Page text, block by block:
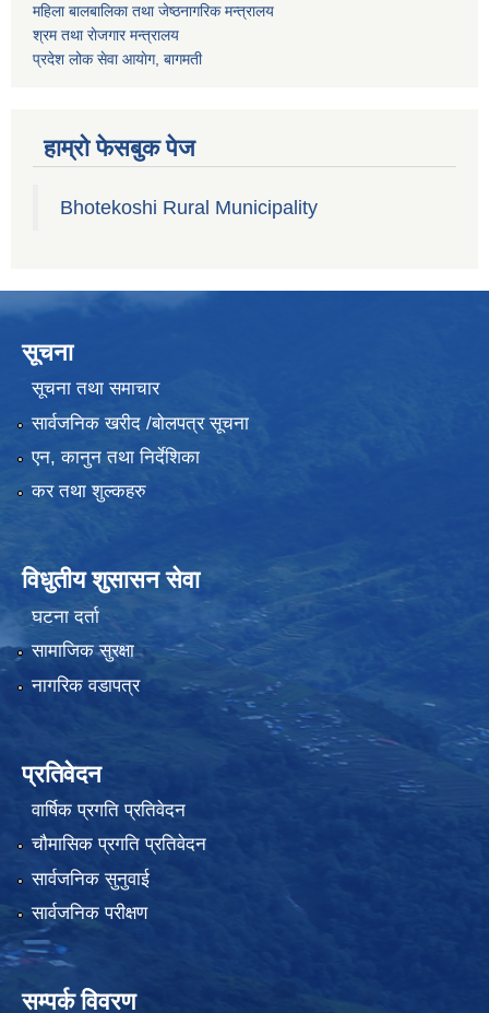
महिला बालबालिका तथा जेष्ठनागरिक मन्त्रालय
श्रम तथा राेजगार मन्त्रालय
प्रदेश लोक सेवा आयाेग, बागमती
हाम्रो फेसबुक पेज
Bhotekoshi Rural Municipality
सूचना
सूचना तथा समाचार
सार्वजनिक खरीद /बोलपत्र सूचना
एन, कानुन तथा निर्देशिका
कर तथा शुल्कहरु
विधुतीय शुसासन सेवा
घटना दर्ता
सामाजिक सुरक्षा
नागरिक वडापत्र
प्रतिवेदन
वार्षिक प्रगति प्रतिवेदन
चौमासिक प्रगति प्रतिवेदन
सार्वजनिक सुनुवाई
सार्वजनिक परीक्षण
सम्पर्क विवरण